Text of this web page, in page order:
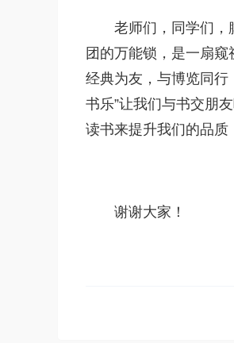
老师们，同学们，
团的万能锁，是一扇
经典为友，与博览同行
书乐”让我们与书交朋
读书来提升我们的品质
谢谢大家！